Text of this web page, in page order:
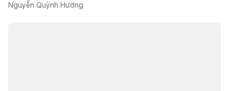
Nguyễn Quỳnh Hương